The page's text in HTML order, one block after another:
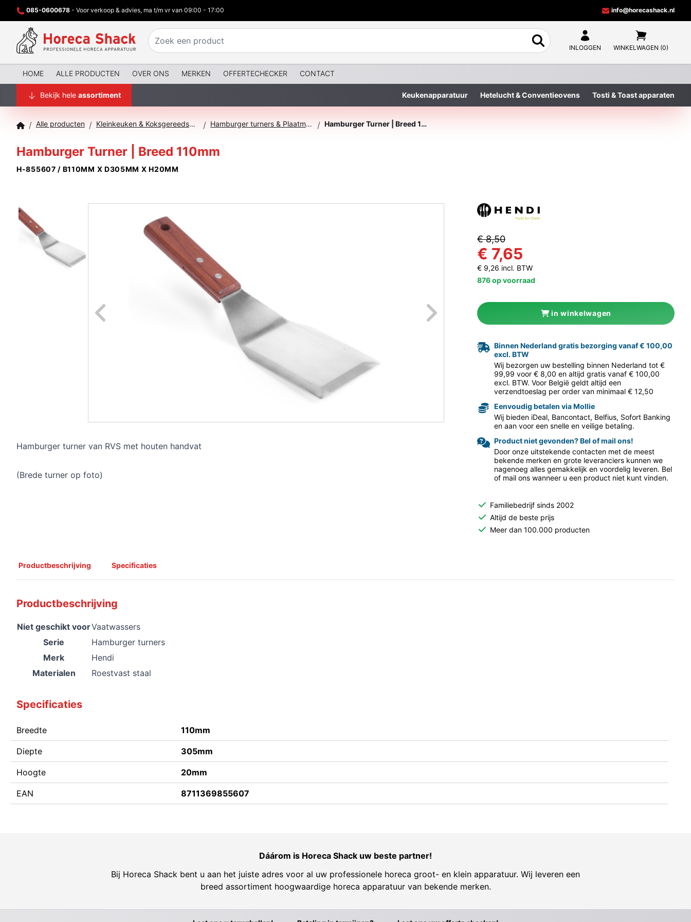
085-0600678 - Voor verkoop & advies, ma t/m vr van 09:00 - 17:00 info@horecashack.nl
INLOGGEN WINKELWAGEN (0)
HOME ALLE PRODUCTEN OVER ONS MERKEN OFFERTECHECKER CONTACT
Bekijk hele assortiment Keukenapparatuur Hetelucht & Conventieovens Tosti & Toast apparaten
/ Alle producten / Kleinkeuken & Koksgereedschap / Hamburger turners & Plaatmessen / Hamburger Turner | Breed 110mm
Hamburger Turner | Breed 110mm
H-855607 / B110MM X D305MM X H20MM
Naar vorige foto Naar volgende
Hamburger turner van RVS met houten handvat
(Brede turner op foto)
€ 8,50
€ 7,65
€ 9,26 incl. BTW
876 op voorraad
in winkelwagen
Binnen Nederland gratis bezorging vanaf € 100,00
excl. BTW
Wij bezorgen uw bestelling binnen Nederland tot €
99,99 voor € 8,00 en altijd gratis vanaf € 100,00
excl. BTW. Voor België geldt altijd een
verzendtoeslag per order van minimaal € 12,50
Eenvoudig betalen via Mollie
Wij bieden iDeal, Bancontact, Belfius, Sofort Banking
en aan voor een snelle en veilige betaling.
Product niet gevonden? Bel of mail ons!
Door onze uitstekende contacten met de meest
bekende merken en grote leveranciers kunnen we
nagenoeg alles gemakkelijk en voordelig leveren. Bel
of mail ons wanneer u een product niet kunt vinden.
Familiebedrijf sinds 2002
Altijd de beste prijs
Meer dan 100.000 producten
Productbeschrijving Specificaties
Productbeschrijving
Niet geschikt voorVaatwassers
Serie
Hamburger turners
Merk
Hendi
Materialen
Roestvast staal
Specificaties
Breedte 110mm
Diepte 305mm
Hoogte 20mm
EAN 8711369855607
Dáárom is Horeca Shack uw beste partner!
Bij Horeca Shack bent u aan het juiste adres voor al uw professionele horeca groot- en klein apparatuur. Wij leveren een
breed assortiment hoogwaardige horeca apparatuur van bekende merken.